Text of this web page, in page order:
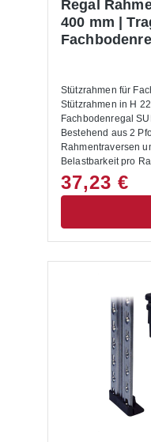
Regal
400 mm |
Stützrahmen für
Stützrahmen in H
Fachbodenregal
Bestehend aus 2
Rahmentraversen
Belastbarkeit pro
Hinweise:Es
Abdeckkappen
wird nur erreicht,
Diagonalen gemäß
der erste Boden
37,23 €